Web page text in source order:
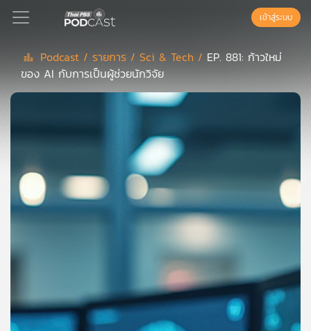
Podcast
สต์
แนะนำ
ย์
ของ
คุณ
เข้าสู่ระบบ
Podcast / รายการ / Sci & Tech / EP. 881: ก้าวใหม่
ของ AI กับการเป็นผู้ช่วยนักวิจัย